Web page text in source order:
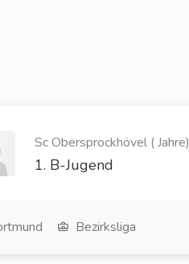
Sc Obersprockhövel ( Jahre)
1. B-Jugend
Bezirksliga